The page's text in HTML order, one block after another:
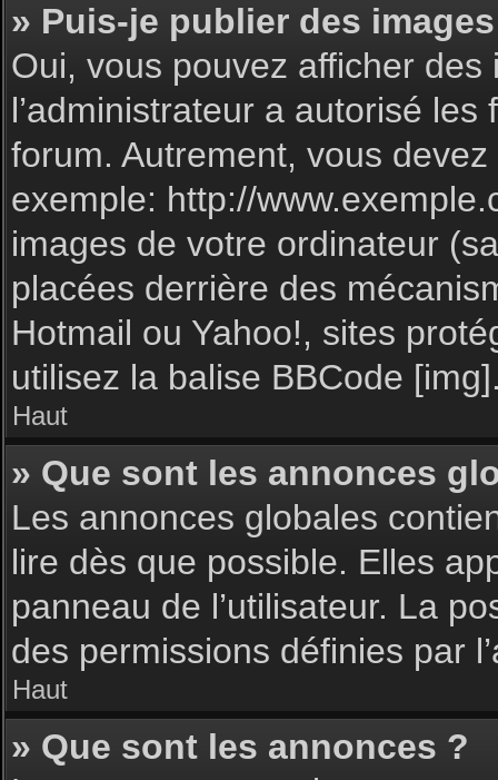
» Puis-je publier des
Oui, vous pouvez afficher
l’administrateur a autorisé
forum. Autrement, vous
exemple: http://
images de votre ordinateur
placées derrière des
Hotmail ou Yahoo!, sites
utilisez la balise BBCode
Haut
» Que sont les annonces
Les annonces globales
lire dès que possible. Elles
panneau de l’utilisateur. La
des permissions définies par
Haut
» Que sont les annonces ?